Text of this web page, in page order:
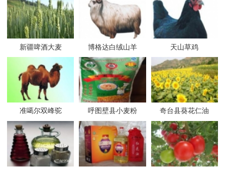
新疆啤酒大麦 博格达白绒山羊 天山草鸡
准噶尔双峰驼 呼图壁县小麦粉 奇台县葵花仁油